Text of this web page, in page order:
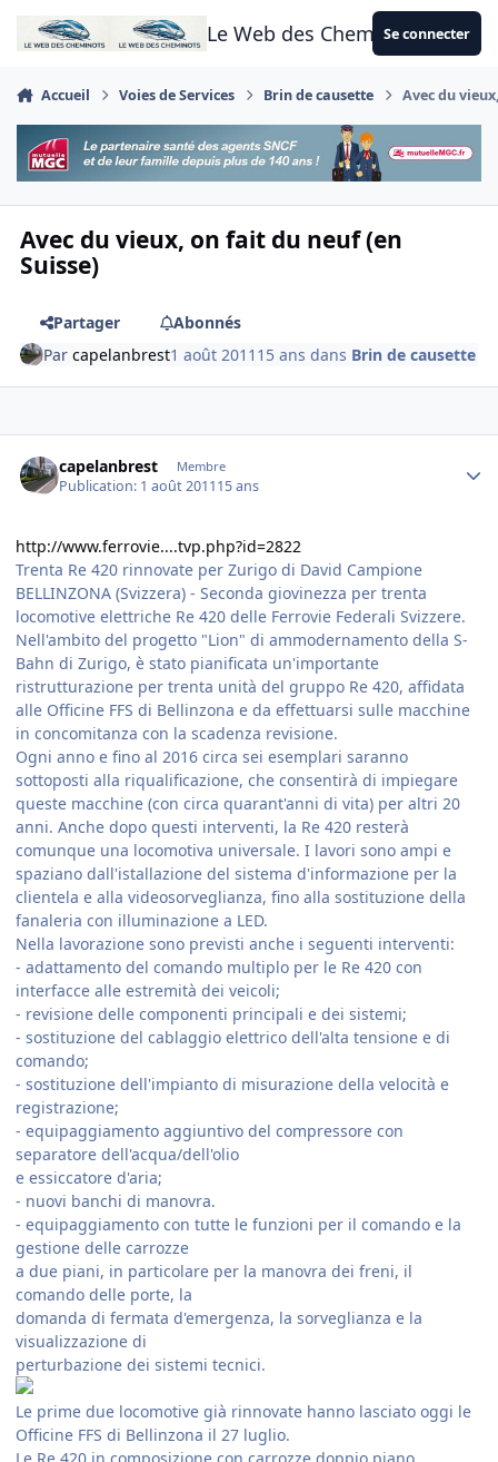
Aller au contenu
Le Web des CheminotsSe connecter
Accueil Voies de Services Brin de causette Avec du
Avec du vieux, on fait du neuf (en
Suisse)
Partager
Abonnés
Parcapelanbrest1 août 2011 15 ans dans Brin de causette
capelanbrest Membre
Publication: 1 août 201115 ans
http://www.ferrovie....tvp.php?id=2822
Trenta Re 420 rinnovate per Zurigo di David Campione
BELLINZONA (Svizzera) - Seconda giovinezza per trenta
locomotive elettriche Re 420 delle Ferrovie Federali Svizzere.
Nell'ambito del progetto "Lion" di ammodernamento della S-
Bahn di Zurigo, è stato pianificata un'importante
ristrutturazione per trenta unità del gruppo Re 420, affidata
alle Officine FFS di Bellinzona e da effettuarsi sulle macchine
in concomitanza con la scadenza revisione.
Ogni anno e fino al 2016 circa sei esemplari saranno
sottoposti alla riqualificazione, che consentirà di impiegare
queste macchine (con circa quarant'anni di vita) per altri 20
anni. Anche dopo questi interventi, la Re 420 resterà
comunque una locomotiva universale. I lavori sono ampi e
spaziano dall'istallazione del sistema d'informazione per la
clientela e alla videosorveglianza, fino alla sostituzione della
fanaleria con illuminazione a LED.
Nella lavorazione sono previsti anche i seguenti interventi:
- adattamento del comando multiplo per le Re 420 con
interfacce alle estremità dei veicoli;
- revisione delle componenti principali e dei sistemi;
- sostituzione del cablaggio elettrico dell'alta tensione e di
comando;
- sostituzione dell'impianto di misurazione della velocità e
registrazione;
- equipaggiamento aggiuntivo del compressore con
separatore dell'acqua/dell'olio
e essiccatore d'aria;
- nuovi banchi di manovra.
- equipaggiamento con tutte le funzioni per il comando e la
gestione delle carrozze
a due piani, in particolare per la manovra dei freni, il
comando delle porte, la
domanda di fermata d'emergenza, la sorveglianza e la
visualizzazione di
perturbazione dei sistemi tecnici.
Le prime due locomotive già rinnovate hanno lasciato oggi le
Officine FFS di Bellinzona il 27 luglio.